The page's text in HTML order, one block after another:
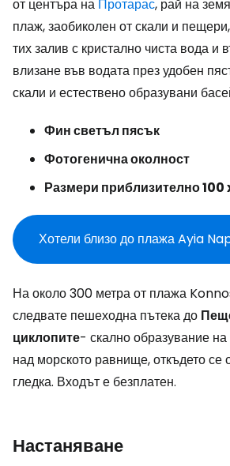
от центъра на Протарас, рай на
плаж, заобиколен от скали и
тих залив с кристално чиста вода и
влизане във водата през удобен
скали и естествено образувани
Фин светъл пясък
Фотогенична околност
Размери приблизително 100
Хотели близо до плажа Ayia
На около 300 метра от плажа
следвате пешеходна пътека до
циклопите- скално образувание
над морското равнище, откъдето се
гледка. Входът е безплатен.
Настаняване